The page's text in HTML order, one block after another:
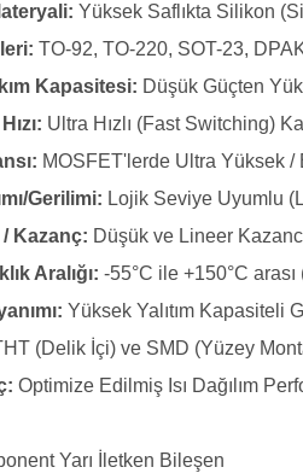
Yüksek Saflıkta Silikon
TO-92, TO-220, SOT-23,
Kapasitesi: Düşük Güçten
Ultra Hızlı (Fast Switching)
MOSFET'lerde Ultra Yüksek /
Gerilimi: Lojik Seviye Uyumlu
/ Kazanç: Düşük ve Lineer
Aralığı: -55°C ile +150°C arası
Yüksek Yalıtım Kapasiteli
(Delik İçi) ve SMD (Yüzey
Optimize Edilmiş Isı Dağılım
Yarı İletken Bileşen